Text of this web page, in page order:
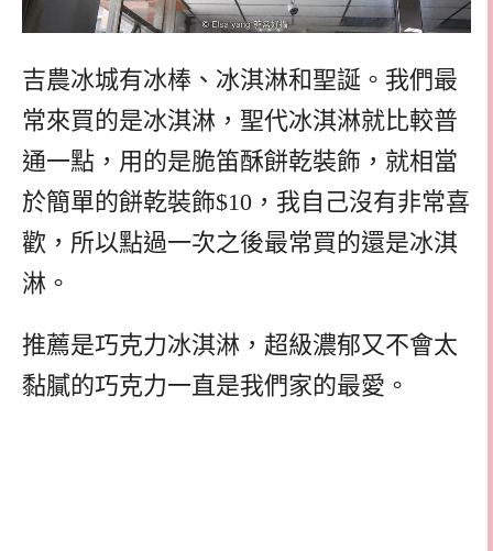
吉農冰城有冰棒、冰淇淋和聖誕。我們最
常來買的是冰淇淋，聖代冰淇淋就比較普
通一點，用的是脆笛酥餅乾裝飾，就相當
於簡單的餅乾裝飾$10，我自己沒有非常喜
歡，所以點過一次之後最常買的還是冰淇
淋。
推薦是巧克力冰淇淋，超級濃郁又不會太
黏膩的巧克力一直是我們家的最愛。